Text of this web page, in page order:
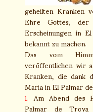
geheilten Kranken
Ehre Gottes,
Erscheinungen in
bekannt zu machen.
Das vom
veröffentlichen wir
Kranken, die dank
Maria in El Palmar
1. Am Abend des